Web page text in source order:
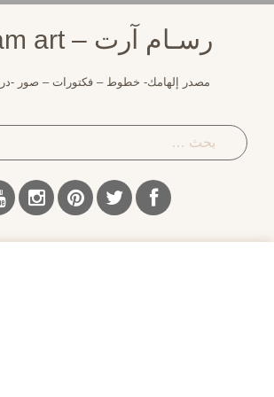
رسـام آرت – rassam art
مصدر إلهامك- خطوط – فكتورات – صور -